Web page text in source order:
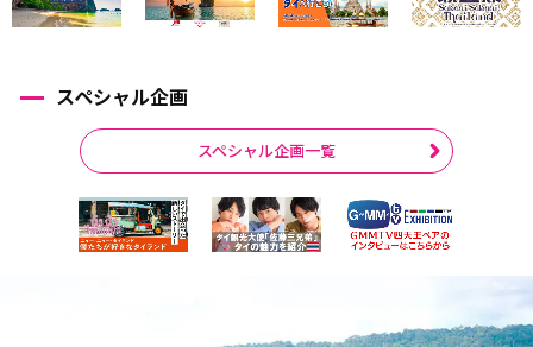
スペシャル企画
スペシャル企画一覧